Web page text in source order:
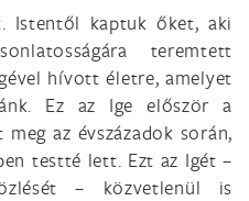
Istentől kaptuk őket, aki
teremtett
hívott életre, amelyet
Ez az Ige először a
az évszázadok során,
testté lett. Ezt az Igét –
– közvetlenül is